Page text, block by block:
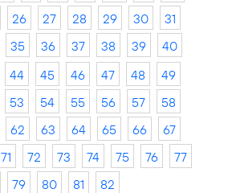
26 27 28 29 30
31
35 36 37 38 39
40
44 45 46 47 48
49
53 54 55 56 57
58
62 63 64 65 66
67
71 72 73 74 75 76
77
79 80 81 82